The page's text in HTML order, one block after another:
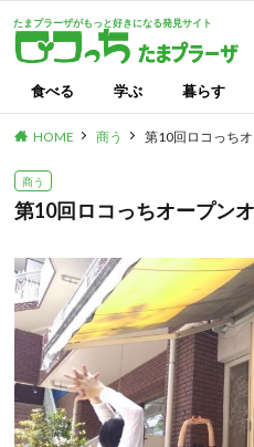
たまプラーザがもっと好きになる発見サイト
食べる 学ぶ 暮らす
HOME 商う 第10回ロコっち
商う
第10回ロコっちオープン